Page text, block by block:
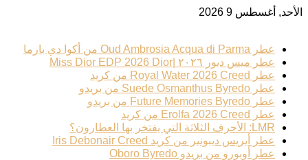
الأحد, أغسطس 9 2026
عطر Oud Ambrosia Acqua di Parma من أكوا دي بارما
عطر ميس ديور ٢٠٢٦ |Miss Dior EDP 2026 Dior
عطر Royal Water 2026 Creed من كريد
عطر Suede Osmanthus Byredo من بريدو
عطر Future Memories Byredo من بريدو
عطر Erolfa 2026 Creed من كريد
LMR: الأحرف الثلاثة التي يفتخر بها العطارون؟
عطر أيريس ديبونير من كريد Iris Debonair Creed
عطر أوبورو من بريدو Oboro Byredo